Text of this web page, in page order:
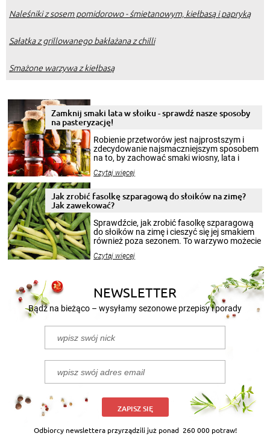
Naleśniki z sosem pomidorowo - śmietanowym, kiełbasą i papryką
Sałatka z grillowanego bakłażana z chilli
Smażone warzywa z kiełbasą
Zamknij smaki lata w słoiku - sprawdź nasze sposoby
na pasteryzację!
Robienie przetworów jest najprostszym i
zdecydowanie najsmaczniejszym sposobem
na to, by zachować smaki wiosny, lata i
krajobrazów, by cieszyć nimi oko w sezonie
pełni poczuć atmosferę cieplejszych
miesięcy. Przygotowanie słoików ze
patenty, które pozwolą zachować świeżość
przetworów.
Czytaj więcej
Jak zrobić fasolkę szparagową do słoików na zimę?
Jak zawekować?
Sprawdźcie, jak zrobić fasolkę szparagową
do słoików na zimę i cieszyć się jej smakiem
również poza sezonem. To warzywo możecie
nasze propozycje!
Czytaj więcej
NEWSLETTER
Bądź na bieżąco – wysyłamy sezonowe przepisy i porady
ZAPISZ SIĘ
Odbiorcy newslettera przyrządzili już ponad 260 000 potraw!